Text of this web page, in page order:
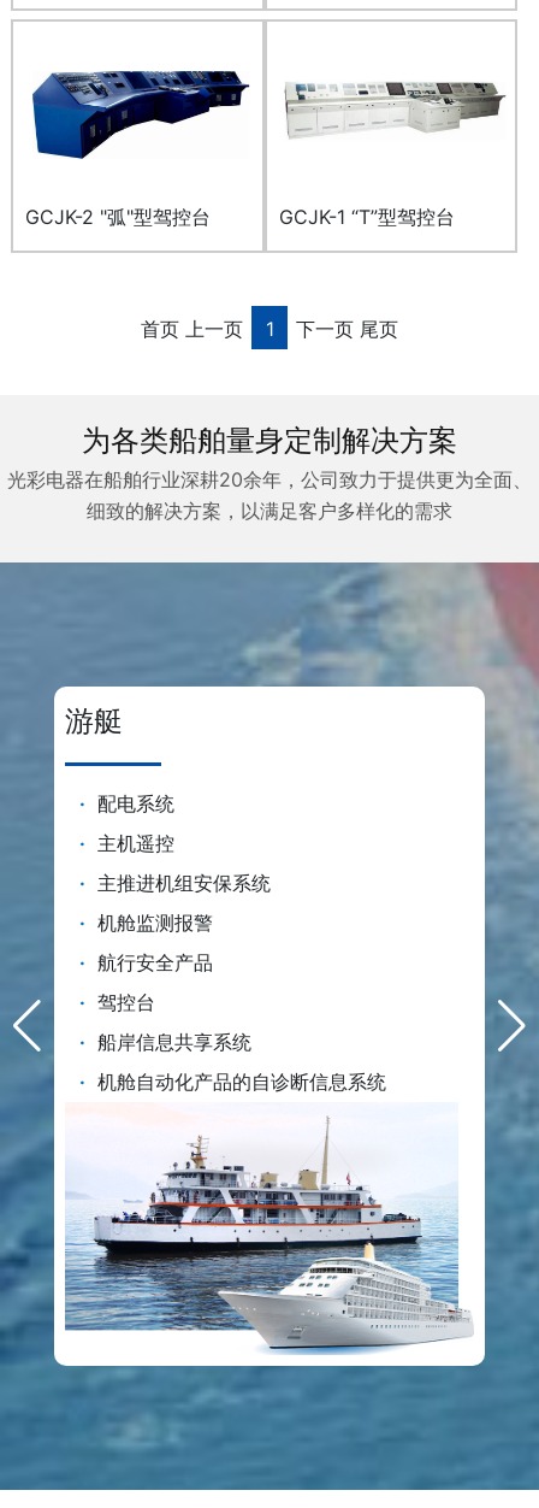
GCJK-2 "弧"型驾控台 GCJK-1 “T”型驾控台
首页 上一页 1 下一页 尾页
为各类船舶量身定制解决方案
光彩电器在船舶行业深耕20余年，公司致力于提供更为全面、
细致的解决方案，以满足客户多样化的需求
游艇
· 配电系统
· 主机遥控
· 主推进机组安保系统
· 机舱监测报警
· 航行安全产品
· 驾控台
· 船岸信息共享系统
· 机舱自动化产品的自诊断信息系统